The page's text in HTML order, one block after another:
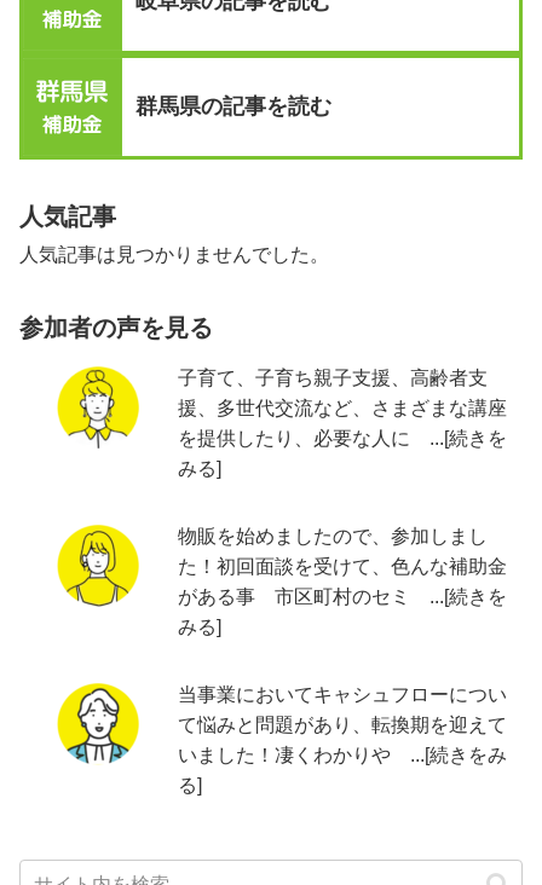
群馬県の記事を読む
人気記事
人気記事は見つかりませんでした。
参加者の声を見る
子育て、子育ち親子支援、高齢者支
援、多世代交流など、さまざまな講座
を提供したり、必要な人に ...[続きを
みる]
物販を始めましたので、参加しまし
た！初回面談を受けて、色んな補助金
がある事 市区町村のセミ ...[続きを
みる]
当事業においてキャシュフローについ
て悩みと問題があり、転換期を迎えて
いました！凄くわかりや ...[続きをみ
る]